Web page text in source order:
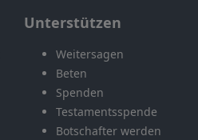
Unterstützen
Weitersagen
Beten
Spenden
Testamentsspende
Botschafter werden